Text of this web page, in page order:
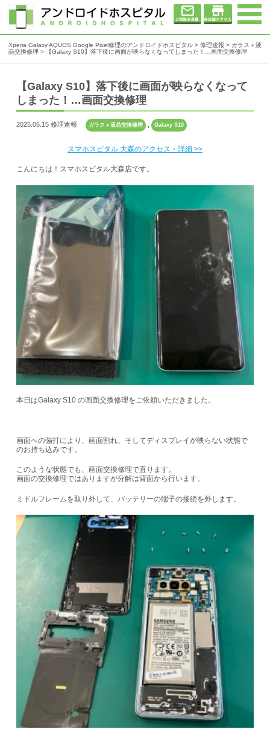
Xperia Galaxy AQUOS Google Pixel修理のアンドロイドホスピタル > 修理速報 > ガラス＋液
晶交換修理 > 【Galaxy S10】落下後に画面が映らなくなってしまった！…画面交換修理
【Galaxy S10】落下後に画面が映らなくなって
しまった！…画面交換修理
2025.06.15 修理速報 ガラス＋液晶交換修理 , Galaxy S10
スマホスピタル 大森のアクセス・詳細 >>
こんにちは！スマホスピタル大森店です。
本日はGalaxy S10 の画面交換修理をご依頼いただきました。
画面への強打により、画面割れ、そしてディスプレイが映らない状態で
のお持ち込みです。
このような状態でも、画面交換修理で直ります。
画面の交換修理ではありますが分解は背面から行います。
ミドルフレームを取り外して、バッテリーの端子の接続を外します。